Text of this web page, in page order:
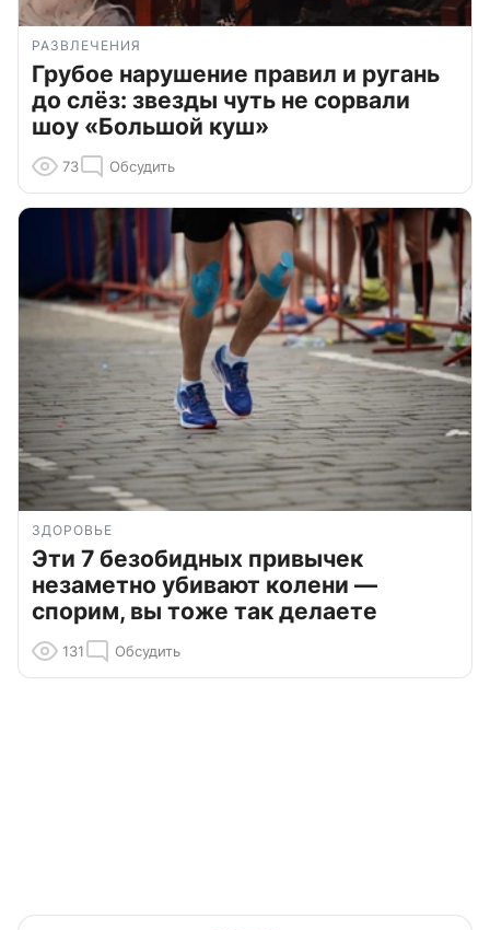
РАЗВЛЕЧЕНИЯ
Грубое нарушение правил и ругань
до слёз: звезды чуть не сорвали
шоу «Большой куш»
73 Обсудить
ЗДОРОВЬЕ
Эти 7 безобидных привычек
незаметно убивают колени —
спорим, вы тоже так делаете
131 Обсудить